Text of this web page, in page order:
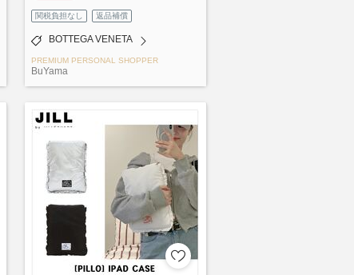
関税負担なし 返品補償
BOTTEGA VENETA
PREMIUM PERSONAL SHOPPER
BuYama